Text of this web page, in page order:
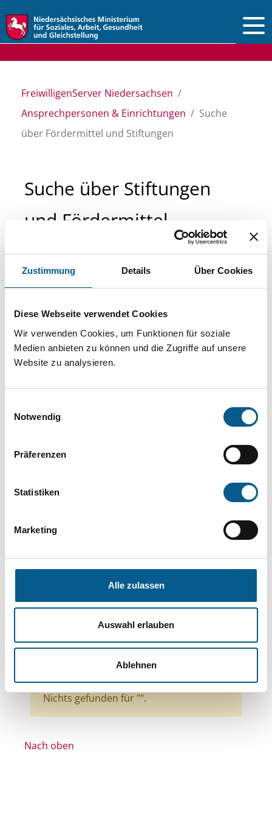
Zustimmung Details Über Cookies
Diese Webseite verwendet Cookies
Wir verwenden Cookies, um Funktionen für soziale
Medien anbieten zu können und die Zugriffe auf unsere
Website zu analysieren.
Notwendig
Präferenzen
Statistiken
Marketing
Alle zulassen
Auswahl erlauben
Ablehnen
FreiwilligenServer Niedersachsen
Ansprechpersonen & Einrichtungen
Suche
über Fördermittel und Stiftungen
Suche über Stiftungen
und Fördermittel
Sie suchen finanzielle Unterstützung für ein
Projekt oder ein Vorhaben? Hier können Sie
Stiftungsdatenbank recherchieren. Bei der
Suche bitte die Groß- und Kleinschreibung
beachten.
können durch die Wahl von Bereichen oder
Suchen
Themen: Natur- & Umweltschutz
Themen: Hilfsbedürftige Menschen
Themen: Ländliche Entwicklung
Themen: Heimatpflege
Themen: Wissenschaft und Forschung
Alle Filter entfernen
Nichts gefunden für "".
Nach oben